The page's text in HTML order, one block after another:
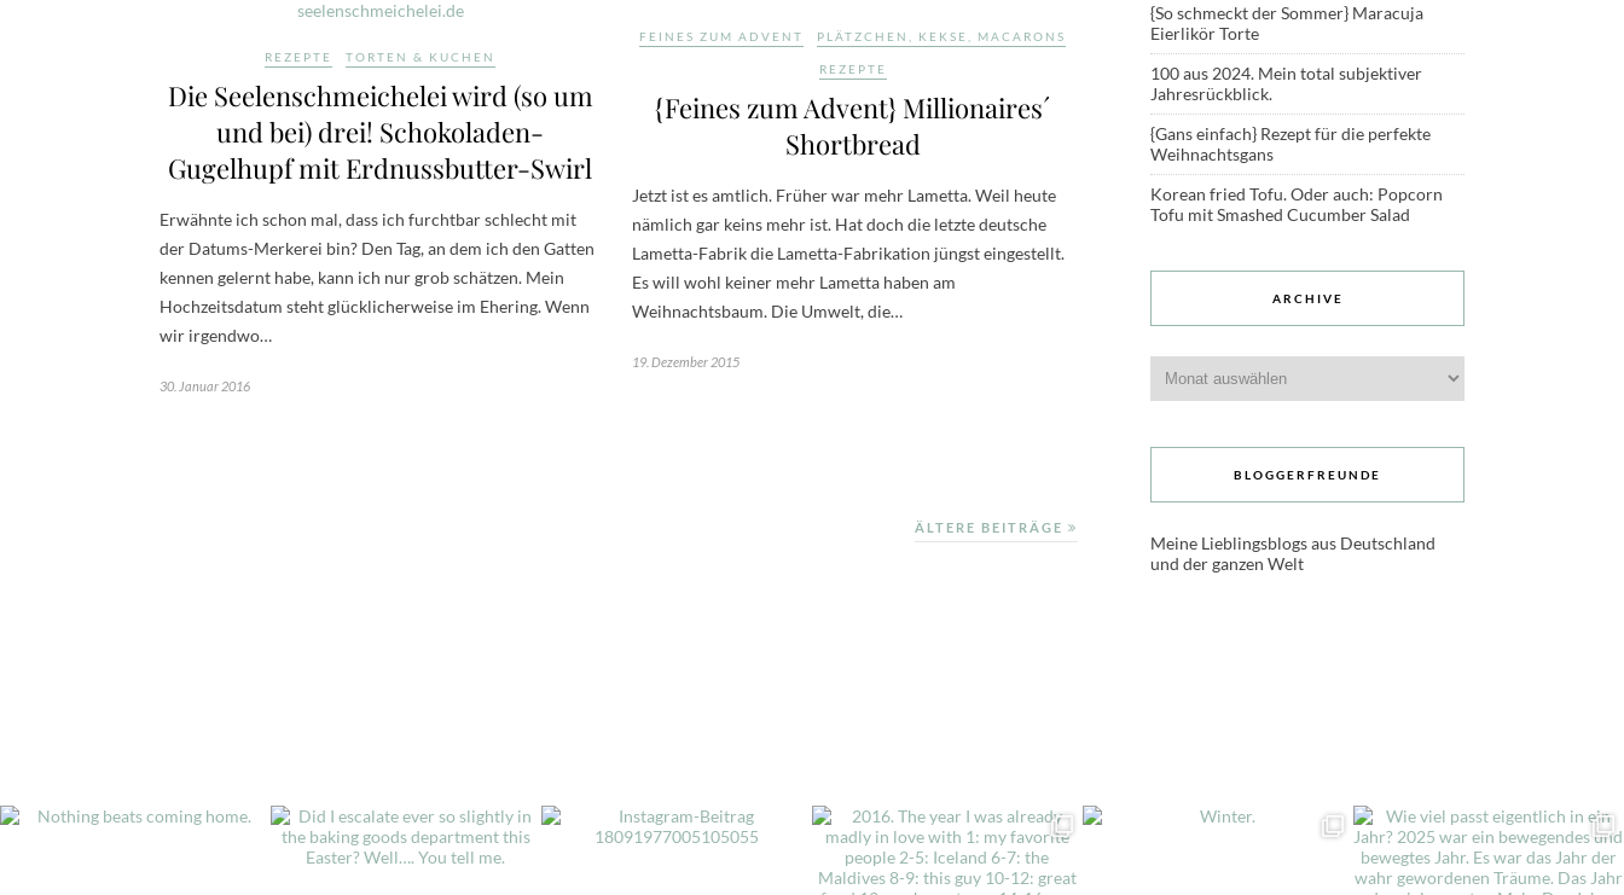
REZEPTE TORTEN & KUCHEN
Die Seelenschmeichelei wird (so um
und bei) drei! Schokoladen-
Gugelhupf mit Erdnussbutter-Swirl
Erwähnte ich schon mal, dass ich furchtbar schlecht mit
der Datums-Merkerei bin? Den Tag, an dem ich den Gatten
kennen gelernt habe, kann ich nur grob schätzen. Mein
Hochzeitsdatum steht glücklicherweise im Ehering. Wenn
wir irgendwo…
30. Januar 2016
FEINES ZUM ADVENT PLÄTZCHEN, KEKSE, MACARONS
REZEPTE
{Feines zum Advent} Millionaires´
Shortbread
Jetzt ist es amtlich. Früher war mehr Lametta. Weil heute
nämlich gar keins mehr ist. Hat doch die letzte deutsche
Lametta-Fabrik die Lametta-Fabrikation jüngst eingestellt.
Es will wohl keiner mehr Lametta haben am
Weihnachtsbaum. Die Umwelt, die…
19. Dezember 2015
ÄLTERE BEITRÄGE
{So schmeckt der Sommer} Maracuja
Eierlikör Torte
100 aus 2024. Mein total subjektiver
Jahresrückblick.
{Gans einfach} Rezept für die perfekte
Weihnachtsgans
Korean fried Tofu. Oder auch: Popcorn
Tofu mit Smashed Cucumber Salad
ARCHIVE
BLOGGERFREUNDE
Meine Lieblingsblogs aus Deutschland
und der ganzen Welt